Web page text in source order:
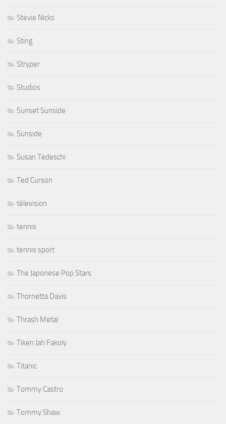
Stevie Nicks
Sting
Stryper
Studios
Sunset Sunside
Sunside
Susan Tedeschi
Ted Curson
télevision
tennis
tennis sport
The Japonese Pop Stars
Thornetta Davis
Thrash Metal
Tiken Jah Fakoly
Titanic
Tommy Castro
Tommy Shaw